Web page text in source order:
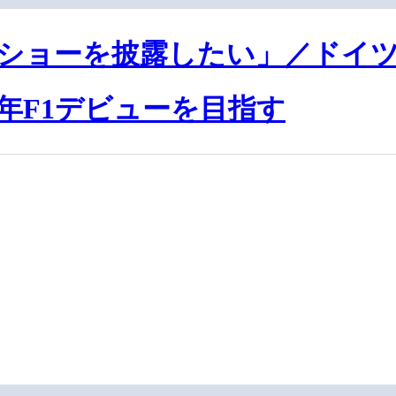
ョーを披露したい」／ドイ
F1デビューを目指す